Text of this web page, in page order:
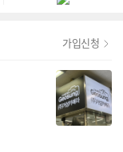
가입신청